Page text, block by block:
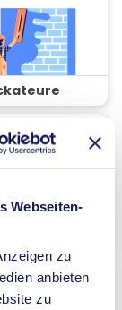
Webseiten-
zu
anbieten
zu
für